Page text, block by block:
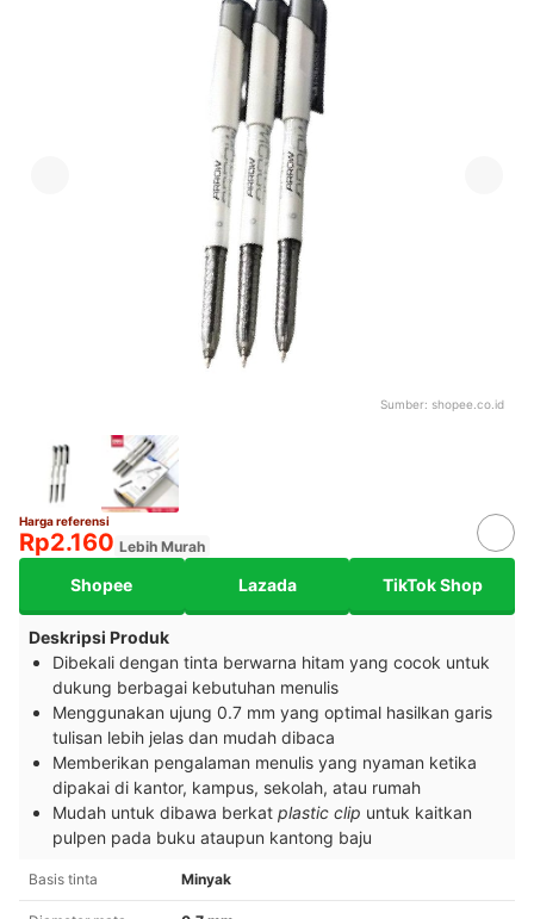
Sumber: shopee.co.id
Harga referensi
Rp2.160 Lebih Murah
Shopee Lazada TikTok Shop
Deskripsi Produk
Dibekali dengan tinta berwarna hitam yang cocok untuk
dukung berbagai kebutuhan menulis
Menggunakan ujung 0.7 mm yang optimal hasilkan garis
tulisan lebih jelas dan mudah dibaca
Memberikan pengalaman menulis yang nyaman ketika
dipakai di kantor, kampus, sekolah, atau rumah
Mudah untuk dibawa berkat plastic clip untuk kaitkan
pulpen pada buku ataupun kantong baju
Basis tinta Minyak